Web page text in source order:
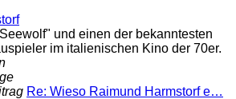
und einen der bekanntesten
im italienischen Kino der 70er.
Re: Wieso Raimund Harmstorf e…